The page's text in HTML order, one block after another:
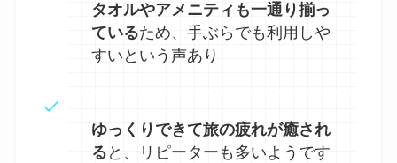
タオルやアメニティも一通り揃っ
ているため、手ぶらでも利用しや
すいという声あり
ゆっくりできて旅の疲れが癒され
る と、リピーターも多いようです